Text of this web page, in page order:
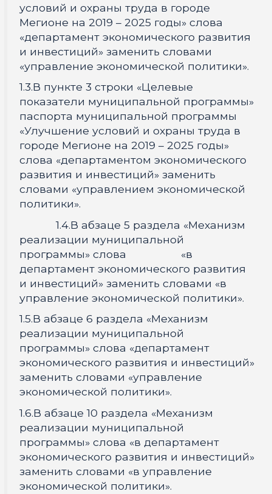
условий и охраны труда в городе
Мегионе на 2019 – 2025 годы» слова
«департамент экономического развития
и инвестиций» заменить словами
«управление экономической политики».
1.3.В пункте 3 строки «Целевые
показатели муниципальной программы»
паспорта муниципальной программы
«Улучшение условий и охраны труда в
городе Мегионе на 2019 – 2025 годы»
слова «департаментом экономического
развития и инвестиций» заменить
словами «управлением экономической
политики».
1.4.В абзаце 5 раздела «Механизм
реализации муниципальной
программы» слова «в
департамент экономического развития
и инвестиций» заменить словами «в
управление экономической политики».
1.5.В абзаце 6 раздела «Механизм
реализации муниципальной
программы» слова «департамент
экономического развития и инвестиций»
заменить словами «управление
экономической политики».
1.6.В абзаце 10 раздела «Механизм
реализации муниципальной
программы» слова «в департамент
экономического развития и инвестиций»
заменить словами «в управление
экономической политики».